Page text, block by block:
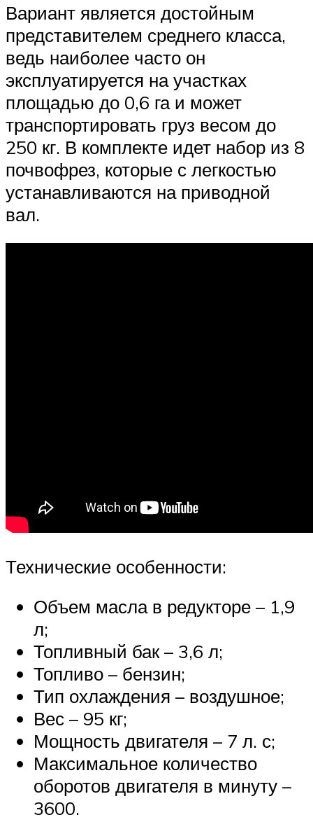
Вариант является достойным
представителем среднего класса,
ведь наиболее часто он
эксплуатируется на участках
площадью до 0,6 га и может
транспортировать груз весом до
250 кг. В комплекте идет набор из 8
почвофрез, которые с легкостью
устанавливаются на приводной
вал.
Технические особенности:
Объем масла в редукторе – 1,9
л;
Топливный бак – 3,6 л;
Топливо – бензин;
Тип охлаждения – воздушное;
Вес – 95 кг;
Мощность двигателя – 7 л. с;
Максимальное количество
оборотов двигателя в минуту –
3600.